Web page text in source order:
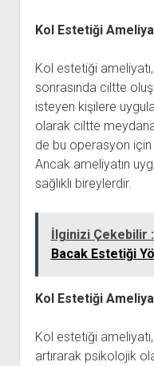
Kol Estetiği
Kol estetiği
sonrasında ciltte
isteyen kişilere
olarak ciltte
de bu operasyon
Ancak ameliyatın
sağlıklı bireylerdir.
İlginizi Çekebilir :
Bacak Estetiği
Kol Estetiği
Kol estetiği
artırarak psikolojik